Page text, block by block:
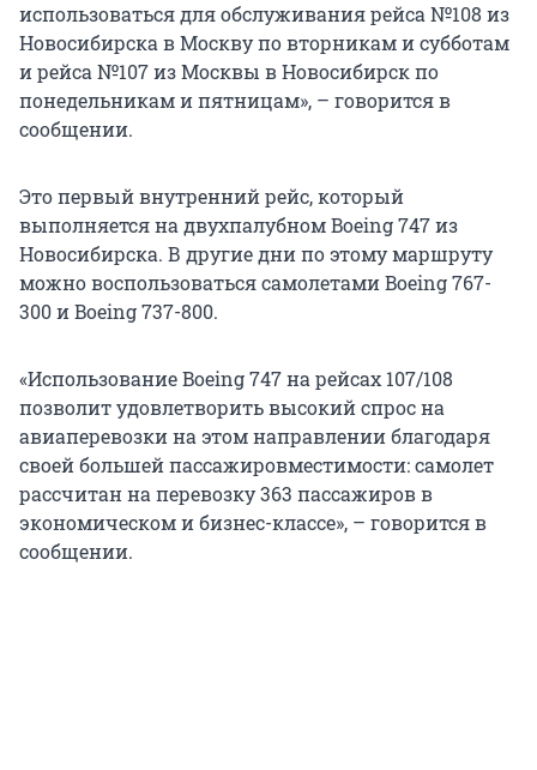
использоваться для обслуживания рейса №108 из
Новосибирска в Москву по вторникам и субботам
и рейса №107 из Москвы в Новосибирск по
понедельникам и пятницам», – говорится в
сообщении.
Это первый внутренний рейс, который
выполняется на двухпалубном Boeing 747 из
Новосибирска. В другие дни по этому маршруту
можно воспользоваться самолетами Boeing 767-
300 и Boeing 737-800.
«Использование Boeing 747 на рейсах 107/108
позволит удовлетворить высокий спрос на
авиаперевозки на этом направлении благодаря
своей большей пассажировместимости: самолет
рассчитан на перевозку 363 пассажиров в
экономическом и бизнес-классе», – говорится в
сообщении.